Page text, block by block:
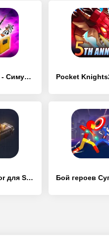
Кейсы КС ГО - Симулятор Кейсов
Case Simulator для Standoff 2